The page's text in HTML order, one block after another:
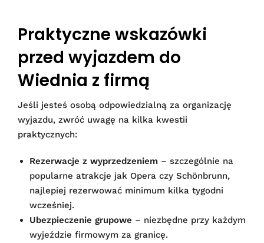
Praktyczne wskazówki
przed wyjazdem do
Wiednia z firmą
Jeśli jesteś osobą odpowiedzialną za organizację
wyjazdu, zwróć uwagę na kilka kwestii
praktycznych:
Rezerwacje z wyprzedzeniem – szczególnie na
popularne atrakcje jak Opera czy Schönbrunn,
najlepiej rezerwować minimum kilka tygodni
wcześniej.
Ubezpieczenie grupowe – niezbędne przy każdym
wyjeździe firmowym za granicę.